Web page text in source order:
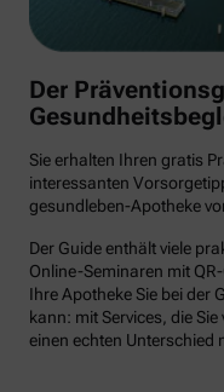
Der
Sie erhalten Ihren gratis
interessanten
gesundleben-Apotheke
Der Guide enthält viele
Online-Seminaren mit
Ihre Apotheke Sie bei der
kann: mit Services, die
einen echten Unterschied